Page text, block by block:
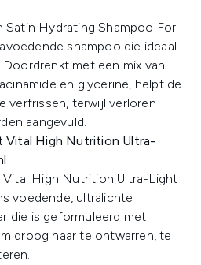
Satin Hydrating Shampoo For
shampoo die ideaal
met een mix van
en glycerine, helpt de
verfrissen, terwijl verloren
aangevuld.
Vital High Nutrition Ultra-
High Nutrition Ultra-Light
voedende, ultralichte
die is geformuleerd met
droog haar te ontwarren, te